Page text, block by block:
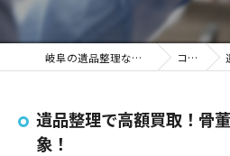
岐阜の遺品整理ならトライハート コラム
遺品整理で高額買取！骨
象！